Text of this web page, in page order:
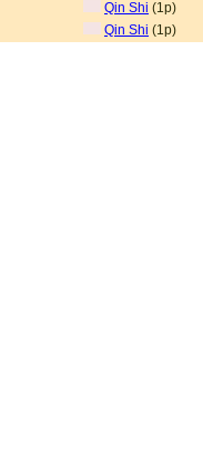
Qin Shi (1p)
Qin Shi (1p)